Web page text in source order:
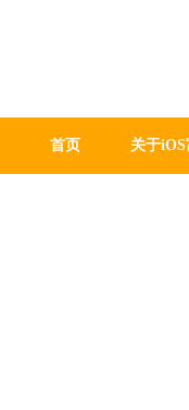
首页 关于iOS